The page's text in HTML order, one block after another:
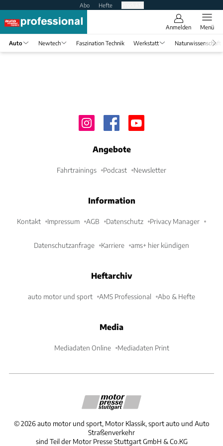
Abo Hefte
Anmelden Menü
Auto Newtech Faszination Technik Werkstatt Naturwissenschaft
Angebote
Fahrtrainings Podcast Newsletter
Information
Kontakt Impressum AGB Datenschutz Privacy Manager
Datenschutzanfrage Karriere ams+ hier kündigen
Heftarchiv
auto motor und sport AMS Professional Abo & Hefte
Media
Mediadaten Online Mediadaten Print
©2026 auto motor und sport, Motor Klassik, sport auto und Auto
Straßenverkehr
sind Teil der Motor Presse Stuttgart GmbH & Co.KG